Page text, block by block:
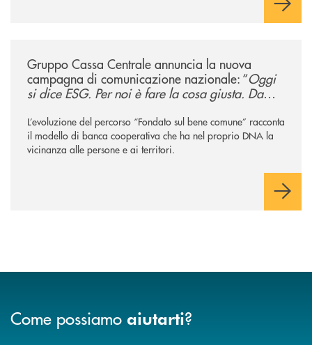
Gruppo Cassa Centrale annuncia la nuova
campagna di comunicazione nazionale: “Oggi
si dice ESG. Per noi è fare la cosa giusta. Da
L’evoluzione del percorso “Fondato sul bene comune” racconta
il modello di banca cooperativa che ha nel proprio DNA la
vicinanza alle persone e ai territori.
Come possiamo aiutarti?